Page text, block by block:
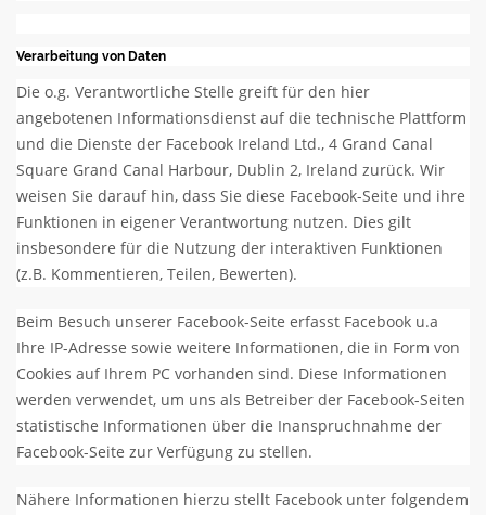
Verarbeitung von Daten
Die o.g. Verantwortliche Stelle greift für den hier
angebotenen Informationsdienst auf die technische Plattform
und die Dienste der Facebook Ireland Ltd., 4 Grand Canal
Square Grand Canal Harbour, Dublin 2, Ireland zurück. Wir
weisen Sie darauf hin, dass Sie diese Facebook-Seite und ihre
Funktionen in eigener Verantwortung nutzen. Dies gilt
insbesondere für die Nutzung der interaktiven Funktionen
(z.B. Kommentieren, Teilen, Bewerten).
Beim Besuch unserer Facebook-Seite erfasst Facebook u.a
Ihre IP-Adresse sowie weitere Informationen, die in Form von
Cookies auf Ihrem PC vorhanden sind. Diese Informationen
werden verwendet, um uns als Betreiber der Facebook-Seiten
statistische Informationen über die Inanspruchnahme der
Facebook-Seite zur Verfügung zu stellen.
Nähere Informationen hierzu stellt Facebook unter folgendem